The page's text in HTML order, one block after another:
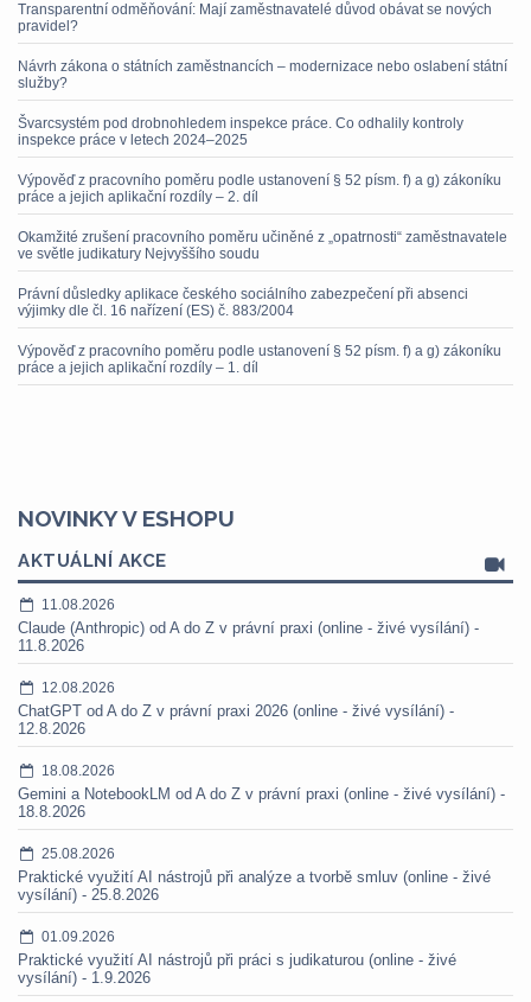
Transparentní odměňování: Mají zaměstnavatelé důvod obávat se nových
pravidel?
Návrh zákona o státních zaměstnancích – modernizace nebo oslabení státní
služby?
Švarcsystém pod drobnohledem inspekce práce. Co odhalily kontroly
inspekce práce v letech 2024–2025
Výpověď z pracovního poměru podle ustanovení § 52 písm. f) a g) zákoníku
práce a jejich aplikační rozdíly – 2. díl
Okamžité zrušení pracovního poměru učiněné z „opatrnosti“ zaměstnavatele
ve světle judikatury Nejvyššího soudu
Právní důsledky aplikace českého sociálního zabezpečení při absenci
výjimky dle čl. 16 nařízení (ES) č. 883/2004
Výpověď z pracovního poměru podle ustanovení § 52 písm. f) a g) zákoníku
práce a jejich aplikační rozdíly – 1. díl
NOVINKY V ESHOPU
AKTUÁLNÍ AKCE
11.08.2026
Claude (Anthropic) od A do Z v právní praxi (online - živé vysílání) -
11.8.2026
12.08.2026
ChatGPT od A do Z v právní praxi 2026 (online - živé vysílání) -
12.8.2026
18.08.2026
Gemini a NotebookLM od A do Z v právní praxi (online - živé vysílání) -
18.8.2026
25.08.2026
Praktické využití AI nástrojů při analýze a tvorbě smluv (online - živé
vysílání) - 25.8.2026
01.09.2026
Praktické využití AI nástrojů při práci s judikaturou (online - živé
vysílání) - 1.9.2026